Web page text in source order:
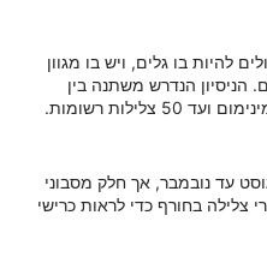
להיות בו גלים, ויש בו מגוון
הניסיון הנדרש משתנה בין
רשומות.
עד נובמבר, אך חלק מסבוני
צלילה בחורף כדי לראות כרישי